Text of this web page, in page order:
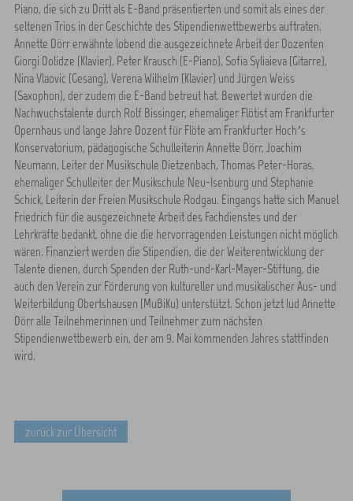
Piano, die sich zu Dritt als E-Band präsentierten und somit als eines der
seltenen Trios in der Geschichte des Stipendienwettbewerbs auftraten.
Annette Dörr erwähnte lobend die ausgezeichnete Arbeit der Dozenten
Giorgi Dolidze (Klavier), Peter Krausch (E-Piano), Sofia Syliaieva (Gitarre),
Nina Vlaovic (Gesang), Verena Wilhelm (Klavier) und Jürgen Weiss
(Saxophon), der zudem die E-Band betreut hat. Bewertet wurden die
Nachwuchstalente durch Rolf Bissinger, ehemaliger Flötist am Frankfurter
Opernhaus und lange Jahre Dozent für Flöte am Frankfurter Hoch’s
Konservatorium, pädagogische Schulleiterin Annette Dörr, Joachim
Neumann, Leiter der Musikschule Dietzenbach, Thomas Peter-Horas,
ehemaliger Schulleiter der Musikschule Neu-Isenburg und Stephanie
Schick, Leiterin der Freien Musikschule Rodgau. Eingangs hatte sich Manuel
Friedrich für die ausgezeichnete Arbeit des Fachdienstes und der
Lehrkräfte bedankt, ohne die die hervorragenden Leistungen nicht möglich
wären. Finanziert werden die Stipendien, die der Weiterentwicklung der
Talente dienen, durch Spenden der Ruth-und-Karl-Mayer-Stiftung, die
auch den Verein zur Förderung von kultureller und musikalischer Aus- und
Weiterbildung Obertshausen (MuBiKu) unterstützt. Schon jetzt lud Annette
Dörr alle Teilnehmerinnen und Teilnehmer zum nächsten
Stipendienwettbewerb ein, der am 9. Mai kommenden Jahres stattfinden
wird.
zurück zur Übersicht